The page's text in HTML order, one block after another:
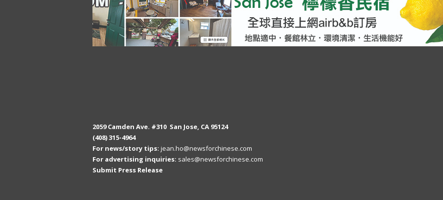
2059 Camden Ave. #310 San Jose, CA 95124
(408) 315-4964
For news/story tips: jean.ho@newsforchinese.com
For advertising inquiries: sales@newsforchinese.com
Submit Press Release